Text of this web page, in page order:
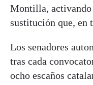
Montilla, activando
sustitución que, en
Los senadores
tras cada
ocho escaños